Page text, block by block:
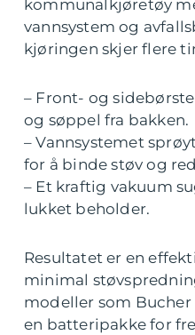
kommunalkjøretøy
vannsystem og
kjøringen skjer flere
– Front- og
og søppel fra bakken.
– Vannsystemet
for å binde støv og
– Et kraftig vakuum
lukket beholder.
Resultatet er en
minimal
modeller som Bucher
en batteripakke for